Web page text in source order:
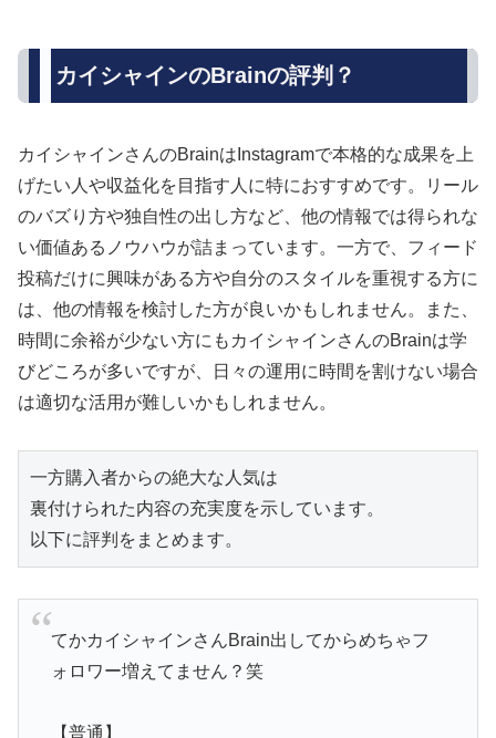
カイシャインのBrainの評判？
カイシャインさんのBrainはInstagramで本格的な成果を上
げたい人や収益化を目指す人に特におすすめです。リール
のバズり方や独自性の出し方など、他の情報では得られな
い価値あるノウハウが詰まっています。一方で、フィード
投稿だけに興味がある方や自分のスタイルを重視する方に
は、他の情報を検討した方が良いかもしれません。また、
時間に余裕が少ない方にもカイシャインさんのBrainは学
びどころが多いですが、日々の運用に時間を割けない場合
は適切な活用が難しいかもしれません。
一方購入者からの絶大な人気は
裏付けられた内容の充実度を示しています。
以下に評判をまとめます。
てかカイシャインさんBrain出してからめちゃフ
ォロワー増えてません？笑
【普通】